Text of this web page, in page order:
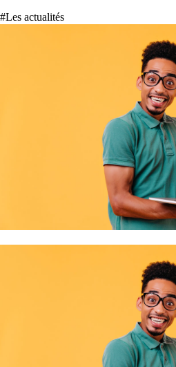
#Les actualités
À l'occasion de notre Assemblée générale, la